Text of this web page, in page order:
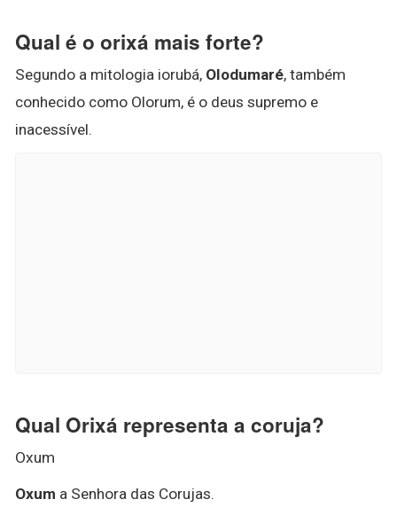
Qual é o orixá mais forte?
Segundo a mitologia iorubá, Olodumaré, também
conhecido como Olorum, é o deus supremo e
inacessível.
Qual Orixá representa a coruja?
Oxum
Oxum a Senhora das Corujas.